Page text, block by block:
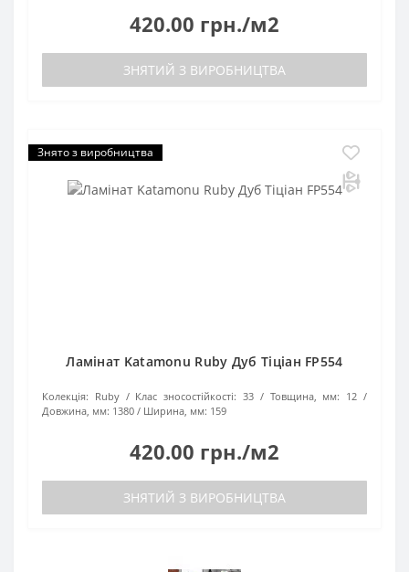
420.00 грн./м2
ЗНЯТИЙ З ВИРОБНИЦТВА
Знято з виробництва
Ламінат Katamonu Ruby Дуб Тіціан FP554
Колекція: Ruby Клас зносостійкості: 33 Товщина, мм: 12
Довжина, мм: 1380 Ширина, мм: 159
420.00 грн./м2
ЗНЯТИЙ З ВИРОБНИЦТВА